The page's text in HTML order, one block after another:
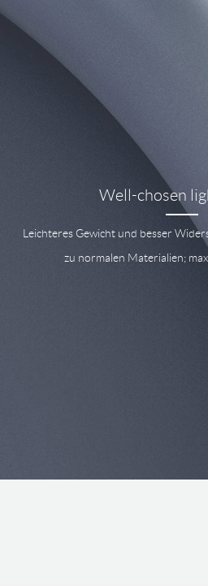
Well-chosen
Leichteres Gewicht und besser
zu normalen Materialien;